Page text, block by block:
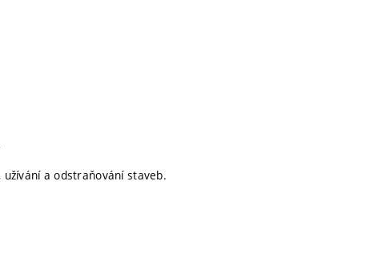
a odstraňování staveb.